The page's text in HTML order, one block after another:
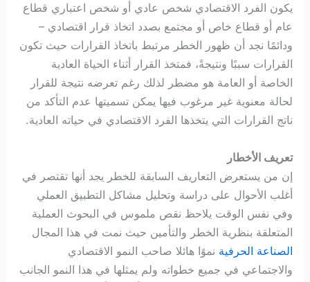
يكون الفرد الاقتصادي شخص عادي أو شخص اعتباري قطاع
عام أو قطاع خاص أو مجتمع بصدد اتخاذ قرار اقتصادي –
ودائمًا نجد أن ظهور الخطر مرتبط باتخاذ القرارات حيث تكون
القرارات سببًا ونتيجةً، فمتخذ القرار أثناء الحياة العادية
الخاصة أو العامة هو مضطر لذلك رغم تعرضه نتيجة للقرار
لحالة معنوية غير مرغوب فيها يمكن تسميتها عدم التأكد من
ناتج القرارات التي يتخذها الفرد الاقتصادي في حياته العادية.
تعريف الأخطار
إن من يستعرض التعاريف السابقة للخطر يجد أنها تقتصر في
أغلب الأحوال على دراسة وتحليل مشاكل التطبيق العملي
وفي نفس الوقت يلاحظ نقص ملموس في البحوث العملية
المتعلقة بنظرية الخطر والتأمين حيث نمت في هذا المجال
الصناعة الحرفية نموًا هائلا صاحب النمو الاقتصادي
والاجتماعي في جميع خطواته ولم يمثلها في هذا النمو الجانب